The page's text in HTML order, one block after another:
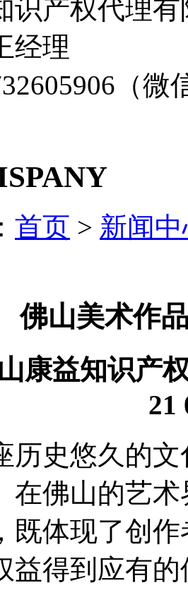
识产权代理有
经理
（微
首页 > 新闻
佛山美术作
康益知识产
21
历史悠久的
在佛山的艺
既体现了创
益得到应有的